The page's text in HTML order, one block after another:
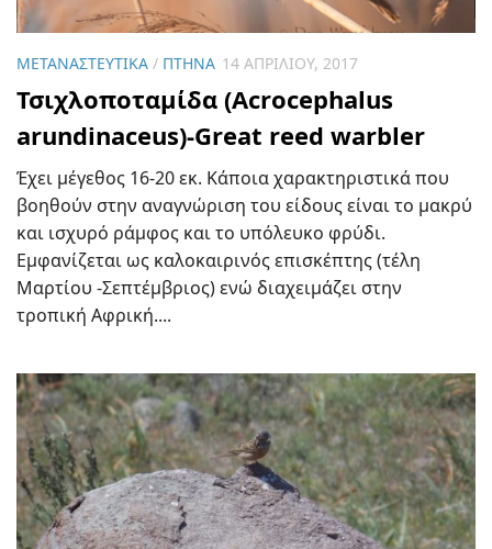
ΜΕΤΑΝΑΣΤΕΥΤΙΚΆ / ΠΤΗΝΆ 14 ΑΠΡΙΛΊΟΥ, 2017
Τσιχλοποταμίδα (Acrocephalus
arundinaceus)-Great reed warbler
Έχει μέγεθος 16-20 εκ. Κάποια χαρακτηριστικά που
βοηθούν στην αναγνώριση του είδους είναι το μακρύ
και ισχυρό ράμφος και το υπόλευκο φρύδι.
Εμφανίζεται ως καλοκαιρινός επισκέπτης (τέλη
Μαρτίου -Σεπτέμβριος) ενώ διαχειμάζει στην
τροπική Αφρική....